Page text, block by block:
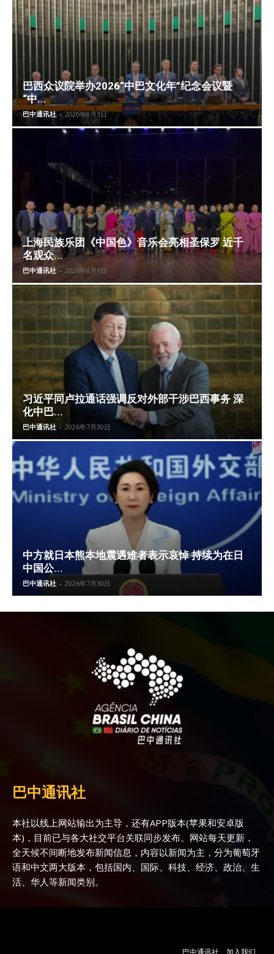
巴西众议院举办2026“中巴文化年”纪念会议暨
“中...
巴中通讯社 - 2026年8月3日
上海民族乐团《中国色》音乐会亮相圣保罗 近千
名观众...
巴中通讯社 - 2026年8月1日
习近平同卢拉通话强调反对外部干涉巴西事务 深
化中巴...
巴中通讯社 - 2026年7月30日
中方就日本熊本地震遇难者表示哀悼 持续为在日
中国公...
巴中通讯社 - 2026年7月30日
巴中通讯社
本社以线上网站输出为主导，还有APP版本(苹果和安卓版
本)，目前已与各大社交平台关联同步发布。网站每天更新，
全天候不间断地发布新闻信息，内容以新闻为主，分为葡萄牙
语和中文两大版本，包括国内、国际、科技、经济、政治、生
活、华人等新闻类别。